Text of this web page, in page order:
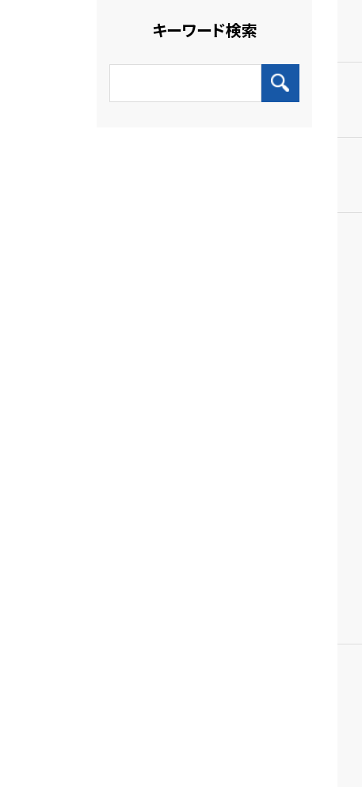
キーワード検索